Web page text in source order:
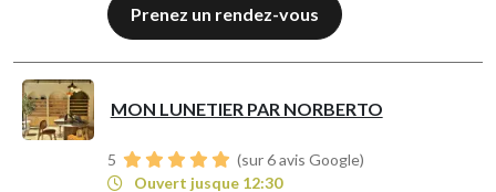
Prenez un rendez-vous
MON LUNETIER PAR NORBERTO
5
(sur 6 avis Google)
Ouvert jusque 12:30